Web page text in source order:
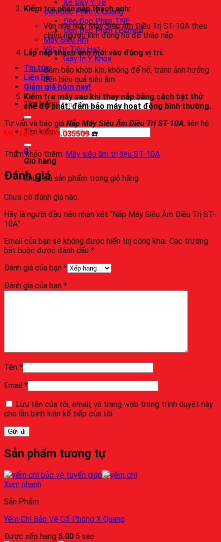
Xe Đẩy Y Tế
Đèn Đọc Phim X Quang
Đèn Đọc Phim TNE
Đèn Đọc Phim Ecomed
Máy Siêu Âm
Vật Tư Tiêu Hao
Giấy In Y Khoa
Tin tức
Liên hệ
Giảm giá hôm nay!
Tìm kiếm:
Tìm kiếm:
0
Giỏ hàng
Chưa có sản phẩm trong giỏ hàng.
Kiểm tra phần nắp thạch anh:
Vặn nhẹ Nắp Máy Siêu Âm Điều Trị ST-10A theo
chiều ngược kim đồng hồ để tháo nắp.
Lắp nắp thạch anh mới vào đúng vị trí.
Đảm bảo khớp kín, không để hở, tránh ảnh hưởng
đến hiệu quả siêu âm.
Kiểm tra máy sau khi thay nắp bằng cách bật thử
chế độ phát, đảm bảo máy hoạt động bình thường.
Tư vấn và báo giá Nắp Máy Siêu Âm Điều Trị ST-10A, liên hệ:
Mr. Tâm – 0974.035509☎️
Tham khảo thêm: Máy siêu âm trị liệu ST-10A
Đánh giá
Chưa có đánh giá nào.
Hãy là người đầu tiên nhận xét “Nắp Máy Siêu Âm Điều Trị ST-
10A”
Email của bạn sẽ không được hiển thị công khai. Các trường
bắt buộc được đánh dấu *
Đánh giá của bạn *
Đánh giá của bạn *
Tên *
Email *
Lưu tên của tôi, email, và trang web trong trình duyệt này
cho lần bình luận kế tiếp của tôi.
Sản phẩm tương tự
Xem nhanh
Sản Phẩm
Yếm Chì Bảo Vệ Cổ Phòng X Quang
Được xếp hạng 5.00 5 sao